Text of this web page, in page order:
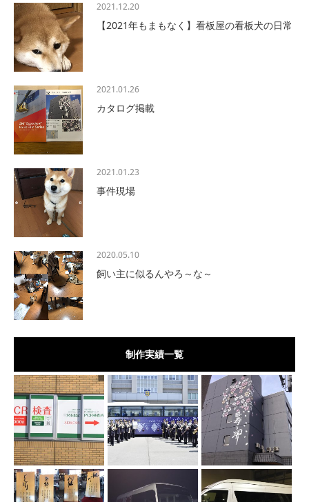
2021.12.20
【2021年もまもなく】看板屋の看板犬の日常
2021.01.26
カタログ掲載
2021.01.23
事件現場
2020.05.10
飼い主に似るんやろ～な～
制作実績一覧